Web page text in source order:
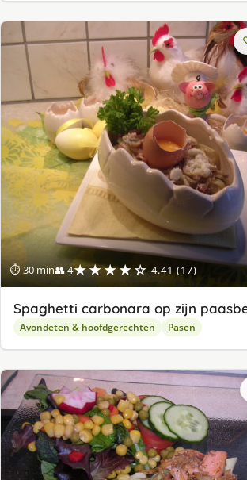
⏱ 30 min👥 4★★★★☆ 4.41 (17)
Spaghetti carbonara op zijn
Avondeten & hoofdgerechten Pasen